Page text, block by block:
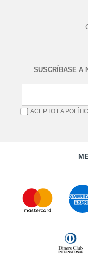
SUSCRÍBASE A
ACEPTO LA